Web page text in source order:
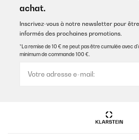
achat.
Inscrivez-vous à notre newsletter pour
informés des prochaines promotions.
*La remise de 10 € ne peut pas être cumulée avec
minimum de commande 100 €.